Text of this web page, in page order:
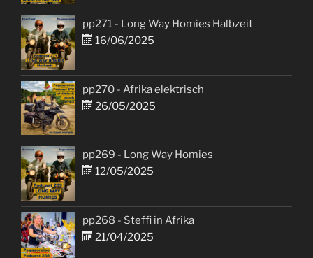
pp271 - Long Way Homies Halbzeit
16/06/2025
pp270 - Afrika elektrisch
26/05/2025
pp269 - Long Way Homies
12/05/2025
pp268 - Steffi in Afrika
21/04/2025